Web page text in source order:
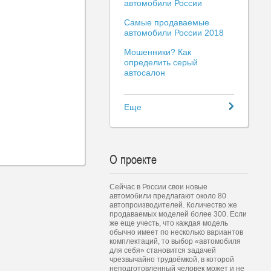
автомобили России
Самые продаваемые
автомобили России 2018
Мошенники? Как
определить серый
автосалон
Еще
О проекте
Сейчас в России свои новые
автомобили предлагают около 80
автопроизводителей. Количество же
продаваемых моделей более 300. Если
же еще учесть, что каждая модель
обычно имеет по несколько вариантов
комплектаций, то выбор «автомобиля
для себя» становится задачей
чрезвычайно трудоёмкой, в которой
неподготовленный человек может и не